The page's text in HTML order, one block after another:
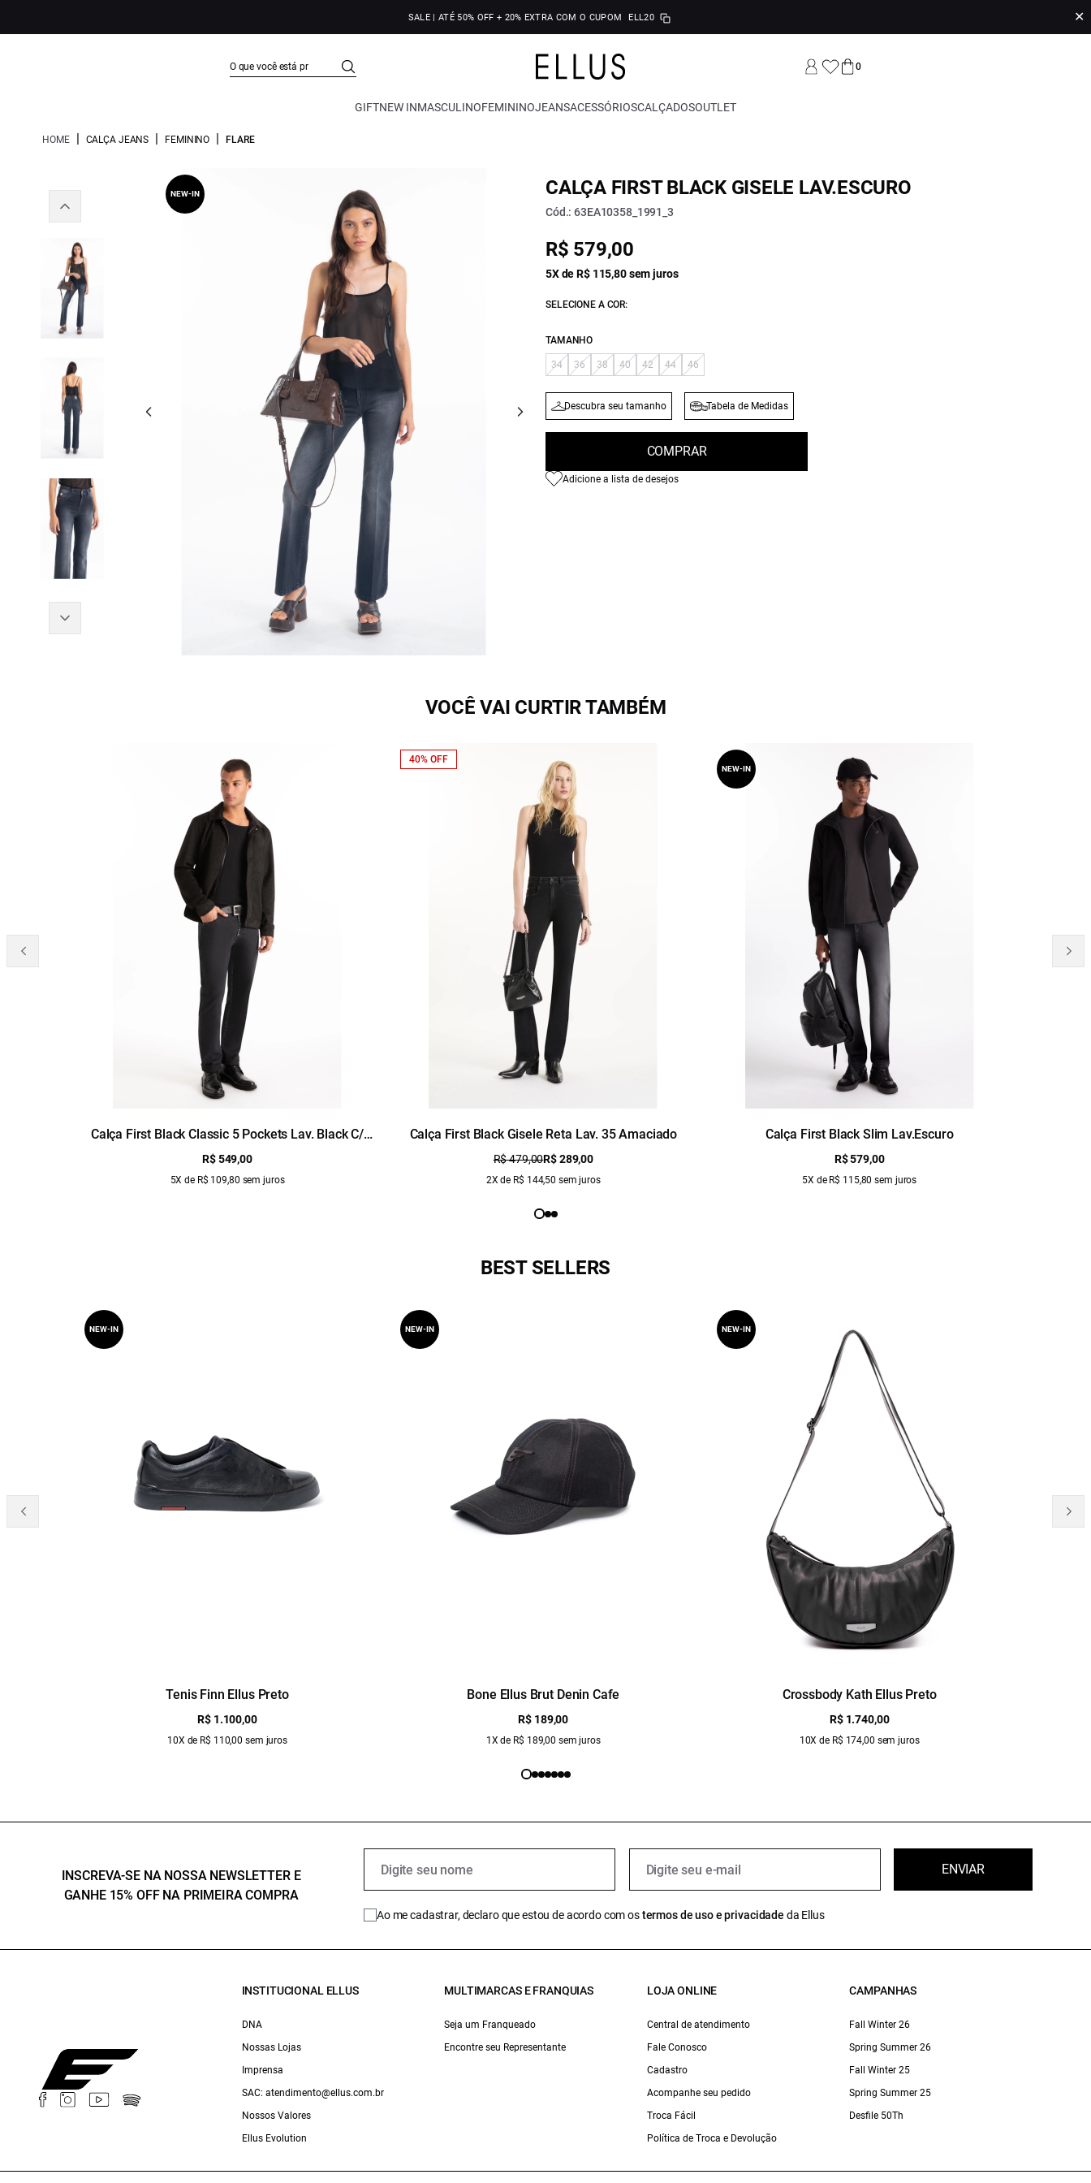
SALE | ATÉ 50% OFF + 20% EXTRA COM O CUPOM ELL20 ✕
0
GIFTNEW INMASCULINOFEMININOJEANSACESSÓRIOSCALÇADOSOUTLET
HOME | CALÇA JEANS | FEMININO | FLARE
NEW-IN CALÇA FIRST BLACK GISELE LAV.ESCURO
Cód.: 63EA10358_1991_3
R$ 579,00
5X de R$ 115,80 sem juros
SELECIONE A COR:
TAMANHO
34 36 38 40 42 44 46
Descubra seu tamanho Tabela de Medidas
COMPRAR
Adicione a lista de desejos
VOCÊ VAI CURTIR TAMBÉM
Calça First Black Classic 5 Pockets Lav. Black C/
Luva
R$ 549,00
5X de R$ 109,80 sem juros
Calça First Black Gisele Reta Lav. 35 Amaciado
R$ 479,00R$ 289,00
2X de R$ 144,50 sem juros
40% OFF
Calça First Black Slim Lav.Escuro
R$ 579,00
5X de R$ 115,80 sem juros
NEW-IN
BEST SELLERS
Tenis Finn Ellus Preto
R$ 1.100,00
10X de R$ 110,00 sem juros
NEW-IN
Bone Ellus Brut Denin Cafe
R$ 189,00
1X de R$ 189,00 sem juros
NEW-IN
Crossbody Kath Ellus Preto
R$ 1.740,00
10X de R$ 174,00 sem juros
NEW-IN
INSCREVA-SE NA NOSSA NEWSLETTER E
GANHE 15% OFF NA PRIMEIRA COMPRA
ENVIAR
Ao me cadastrar, declaro que estou de acordo com ostermos de uso e privacidade da Ellus
INSTITUCIONAL ELLUS
DNA
Nossas Lojas
Imprensa
SAC: atendimento@ellus.com.br
Nossos Valores
Ellus Evolution
MULTIMARCAS E FRANQUIAS
Seja um Franqueado
Encontre seu Representante
LOJA ONLINE
Central de atendimento
Fale Conosco
Cadastro
Acompanhe seu pedido
Troca Fácil
Política de Troca e Devolução
CAMPANHAS
Fall Winter 26
Spring Summer 26
Fall Winter 25
Spring Summer 25
Desfile 50Th